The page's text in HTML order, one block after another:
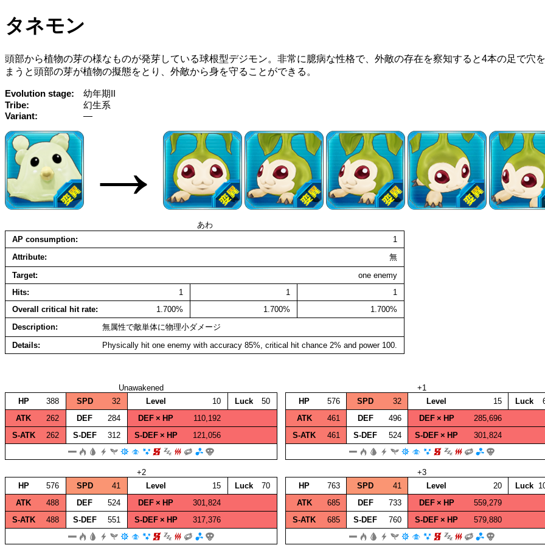
タネモン
頭部から植物の芽の様なものが発芽している球根型デジモン。非常に臆病な性格で、外敵の存在を察知すると4本の足で穴
まうと頭部の芽が植物の擬態をとり、外敵から身を守ることができる。
Evolution stage
幼年期II
Tribe
幻生系
Variant
—
→
あわ
AP consumption
1
Attribute
無
Target
one enemy
Hits
1 1
1
Overall critical hit rate
1.700% 1.700%
1.700%
Description
無属性で敵単体に物理小ダメージ
Details
Physically hit one enemy with accuracy 85%, critical hit chance 2% and power 100.
Unawakened
HP
388 SPD 32 Level 10 Luck
50
ATK
262 DEF 284 DEF × HP
110,192
S‑ATK
262 S‑DEF 312 S‑DEF × HP 121,056
+1
HP
576 SPD 32 Level 15 Luck
ATK
461 DEF 496 DEF × HP
285,696
S‑ATK
461 S‑DEF 524 S‑DEF × HP 301,824
+2
HP
576 SPD 41 Level 15 Luck
70
ATK
488 DEF 524 DEF × HP
301,824
S‑ATK
488 S‑DEF 551 S‑DEF × HP 317,376
+3
HP
763 SPD 41 Level 20 Luck
ATK
685 DEF 733 DEF × HP
559,279
S‑ATK
685 S‑DEF 760 S‑DEF × HP 579,880